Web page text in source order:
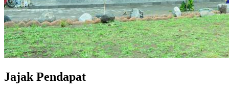
Jajak Pendapat